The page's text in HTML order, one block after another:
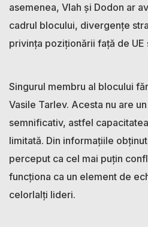
asemenea, Vlah și Dodon ar
cadrul blocului, divergențe
privința poziționării față de UE
Singurul membru al blocului
Vasile Tarlev. Acesta nu are
semnificativ, astfel
limitată. Din informațiile
perceput ca cel mai puțin
funcționa ca un element de
celorlalți lideri.